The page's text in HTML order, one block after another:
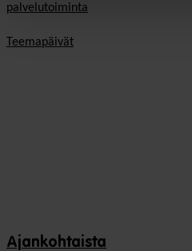
palvelutoiminta
Teemapäivät
Ajankohtaista